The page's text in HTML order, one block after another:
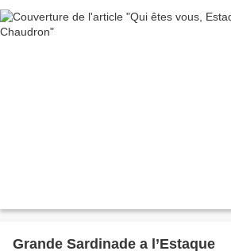
Grande Sardinade a l’Estaque